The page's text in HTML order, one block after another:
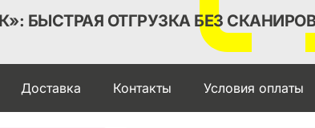
БЫСТРАЯ ОТГРУЗКА БЕЗ
Доставка Контакты Условия оплаты